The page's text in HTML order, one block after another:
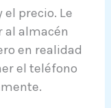
precio. Le
al almacén
en realidad
el teléfono